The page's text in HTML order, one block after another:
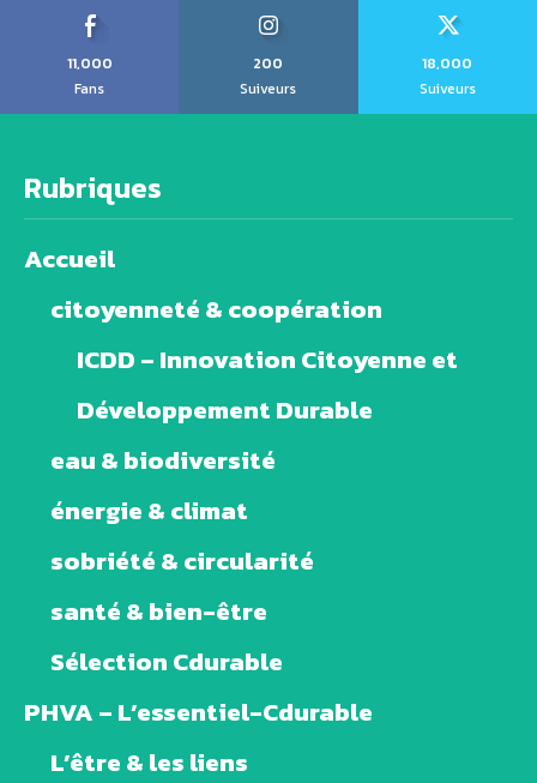
11,000
Fans
200
Suiveurs
18,000
Suiveurs
Rubriques
Accueil
citoyenneté & coopération
ICDD – Innovation Citoyenne et
Développement Durable
eau & biodiversité
énergie & climat
sobriété & circularité
santé & bien-être
Sélection Cdurable
PHVA – L’essentiel-Cdurable
L’être & les liens